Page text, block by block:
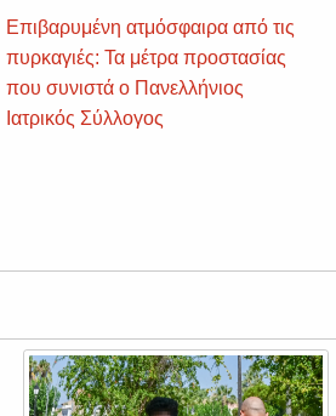
Επιβαρυμένη ατμόσφαιρα από τις
πυρκαγιές: Τα μέτρα προστασίας
που συνιστά ο Πανελλήνιος
Ιατρικός Σύλλογος